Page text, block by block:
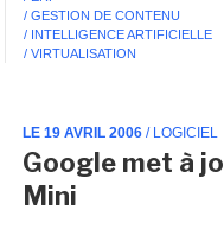
/ GESTION DE CONTENU
/ INTELLIGENCE ARTIFICIELLE
/ VIRTUALISATION
LE 19 AVRIL 2006 / LOGICIEL
Google met à
Mini